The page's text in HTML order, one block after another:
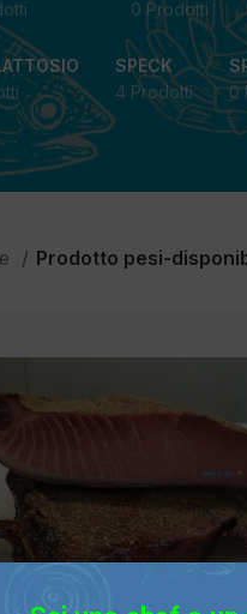
0 Prodotti
SPECK
4 Prodotti
0
Prodotto pesi-